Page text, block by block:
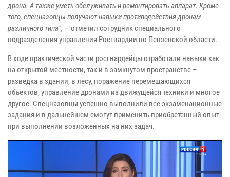
дрона. А также уметь обслуживать и ремонтировать аппарат. Кроме
того, спецназовцы получают навыки противодействия дронам
различного типа", — отметил сотрудник специального
подразделения управления Росгвардии по Пензенской области.
В ходе практической части росгвардейцы отработали навыки как
на открытой местности, так и в замкнутом пространстве –
разведка в здании, в лесу, поражение перемещающихся
объектов, управление дронами из движущейся техники и многое
другое. Спецназовцы успешно выполнили все экзаменационные
задания и в дальнейшем смогут применить приобретенный опыт
при выполнении возложенных на них задач.